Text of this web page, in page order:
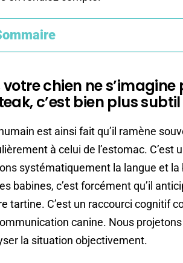
votre chien ne
c’est bien plus subtil
est ainsi fait qu’il ramène
à celui de l’estomac. C’est
systématiquement la langue et
babines, c’est forcément qu’il
tartine. C’est un raccourci cognitif
canine. Nous
la situation objectivement.